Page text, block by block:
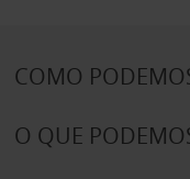
COMO
O QUE